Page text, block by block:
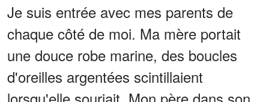
Je suis entrée avec mes parents de
chaque côté de moi. Ma mère portait
une douce robe marine, des boucles
d'oreilles argentées scintillaient